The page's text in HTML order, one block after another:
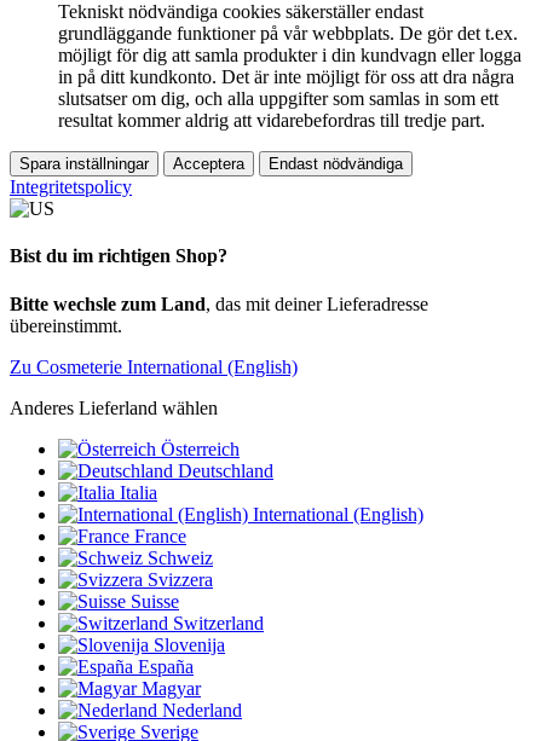
Tekniskt nödvändiga cookies säkerställer endast
grundläggande funktioner på vår webbplats. De gör det t.ex.
möjligt för dig att samla produkter i din kundvagn eller logga
in på ditt kundkonto. Det är inte möjligt för oss att dra några
slutsatser om dig, och alla uppgifter som samlas in som ett
resultat kommer aldrig att vidarebefordras till tredje part.
Spara inställningar Acceptera Endast nödvändiga
Integritetspolicy
Bist du im richtigen Shop?
Bitte wechsle zum Land, das mit deiner Lieferadresse
übereinstimmt.
Zu Cosmeterie International (English)
Anderes Lieferland wählen
Österreich
Deutschland
Italia
International (English)
France
Schweiz
Svizzera
Suisse
Switzerland
Slovenija
España
Magyar
Nederland
Sverige